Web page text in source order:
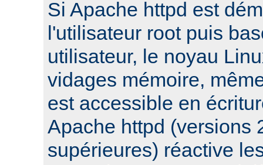
Si Apache httpd est
l'utilisateur root puis
utilisateur, le noyau
vidages mémoire,
est accessible en
Apache httpd (versions
supérieures) réactive